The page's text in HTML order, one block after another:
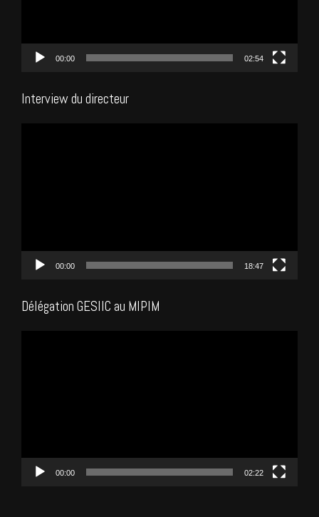
00:00 02:54
Interview du directeur
00:00 18:47
Délégation GESIIC au MIPIM
00:00 02:22